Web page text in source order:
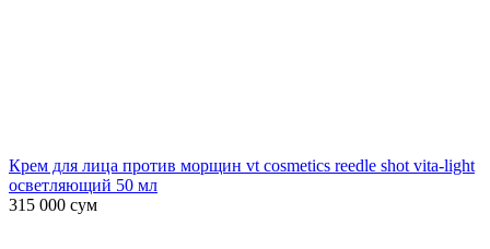
Крем для лица против морщин vt cosmetics reedle shot vita-light
осветляющий 50 мл
315 000 сум